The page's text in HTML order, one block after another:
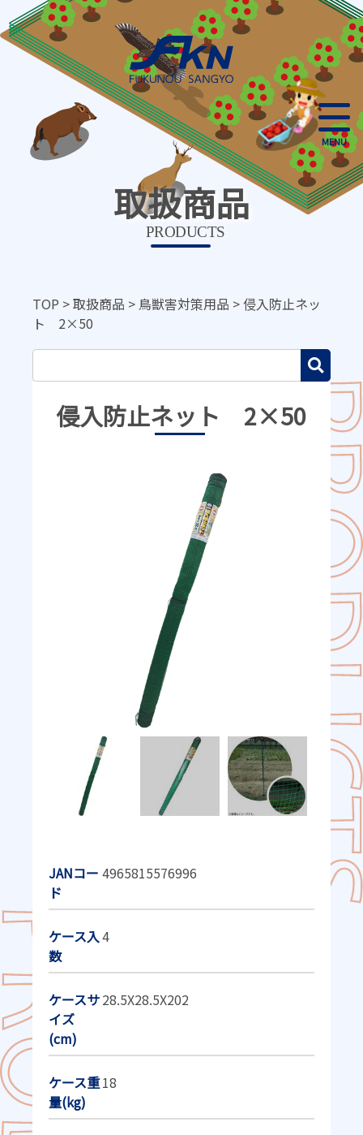
MENU
取扱商品
PRODUCTS
TOP >取扱商品 > 鳥獣害対策用品 >侵入防止ネッ
ト 2×50
侵入防止ネット 2×50
JANコー
ド
4965815576996
ケース入
数
4
ケースサ
イズ
(cm)
28.5X28.5X202
ケース重
量(kg)
18